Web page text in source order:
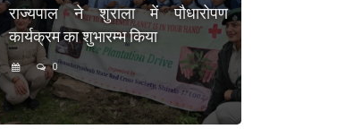
राज्यपाल ने शुराला में पौधारोपण
कार्यक्रम का शुभारम्भ किया
0